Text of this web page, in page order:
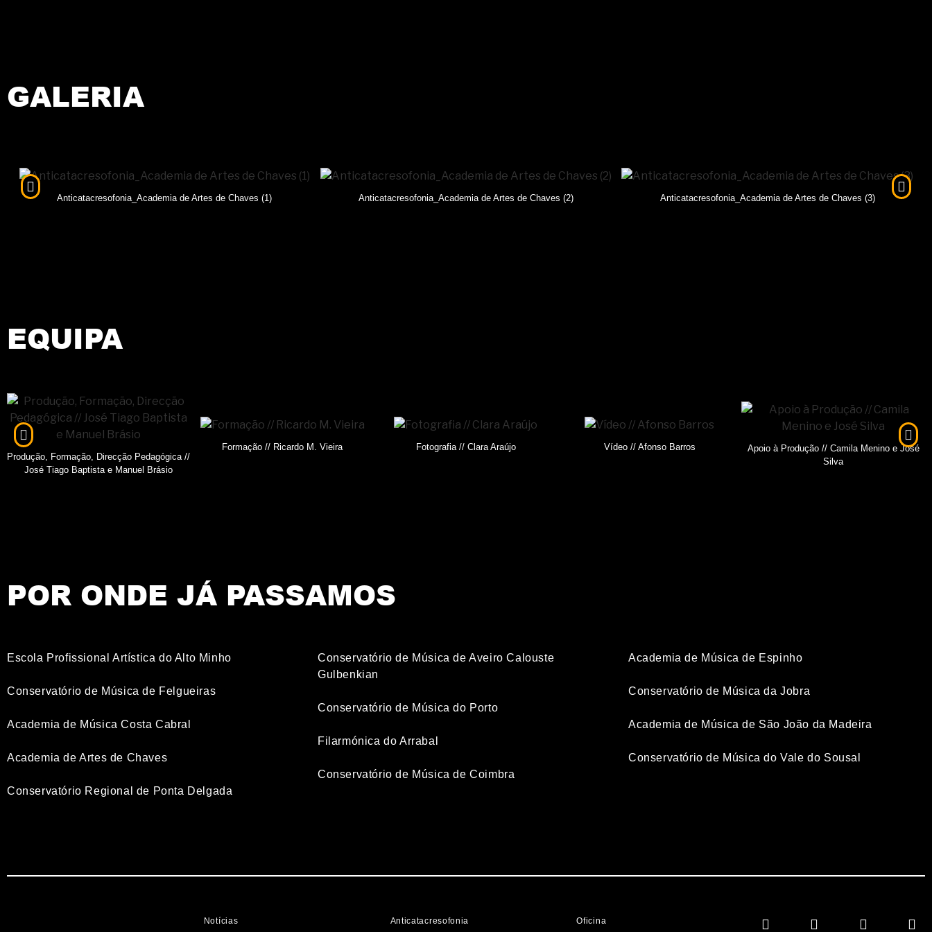
GALERIA
Anticatacresofonia_Academia de Artes de Chaves (1) Anticatacresofonia_Academia de Artes de Chaves (2) Anticatacresofonia_Academia de Artes de Chaves (3)
EQUIPA
Produção, Formação, Direcção Pedagógica //
José Tiago Baptista e Manuel Brásio
Formação // Ricardo M. Vieira Fotografia // Clara Araújo Vídeo // Afonso Barros
Apoio à Produção // Camila Menino e José
Silva
POR ONDE JÁ PASSAMOS
Escola Profissional Artística do Alto Minho
Conservatório de Música de Felgueiras
Academia de Música Costa Cabral
Academia de Artes de Chaves
Conservatório Regional de Ponta Delgada
Conservatório de Música de Aveiro Calouste
Gulbenkian
Conservatório de Música do Porto
Filarmónica do Arrabal
Conservatório de Música de Coimbra
Academia de Música de Espinho
Conservatório de Música da Jobra
Academia de Música de São João da Madeira
Conservatório de Música do Vale do Sousa
Notícias Anticatacresofonia Oficina